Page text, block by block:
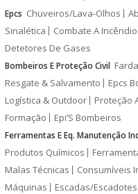
Epcs Chuveiros/Lava-Olhos
Sinalética
Combate A
Detetores De Gases
Bombeiros E Proteção Civil
Resgate & Salvamento
Epcs
Logística & Outdoor
Proteção
Formação
Epi’S Bombeiros
Ferramentas E Eq. Manutenção
Produtos Químicos
Malas Técnicas
Consumíveis
Máquinas
Escadas/Escadotes